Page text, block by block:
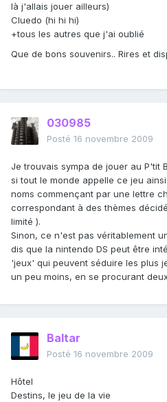
là j'allais jouer ailleurs)
Cluedo (hi hi hi)
+tous les autres que j'ai oublié
Que de bons souvenirs.. Rires et
030985
Posté 16 novembre 2009
Je trouvais sympa de jouer au P'tit
si tout le monde appelle ce jeu
noms commençant par une lettre
correspondant à des thèmes
limité ).
Sinon, ce n'est pas véritablement
dis que la nintendo DS peut être
'jeux' qui peuvent séduire les plus
un peu moins, en se procurant
Baltar
Posté 16 novembre 2009
Hôtel
Destins, le jeu de la vie